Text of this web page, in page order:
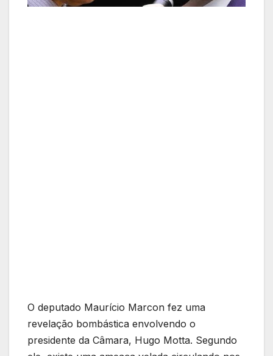
O deputado Maurício Marcon fez uma
revelação bombástica envolvendo o
presidente da Câmara, Hugo Motta. Segundo